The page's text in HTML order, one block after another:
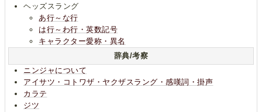
ヘッズスラング
あ行～な行
は行～わ行・英数記号
キャラクター愛称・異名
辞典/考察
ニンジャについて
アイサツ・コトワザ・ヤクザスラング・感嘆詞・掛声
カラテ
ジツ